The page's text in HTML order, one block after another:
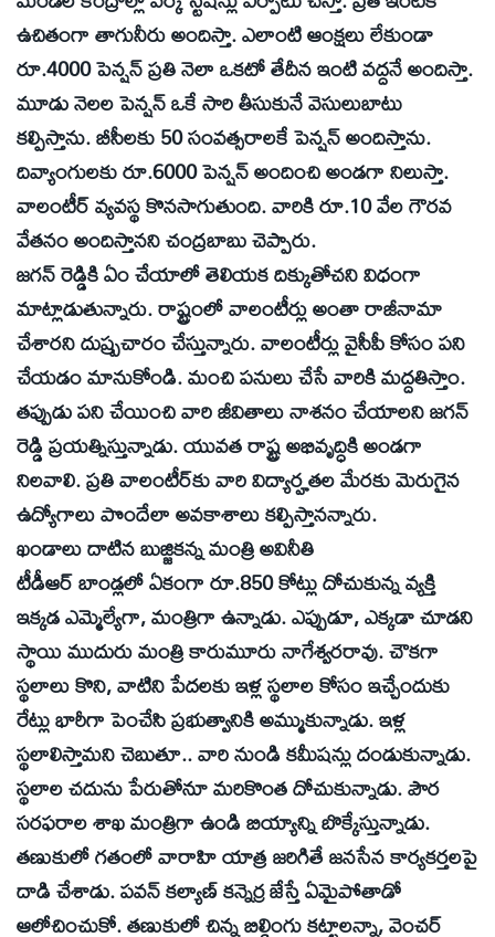
ఉచితంగా తాగునీరు అందిస్తా. ఎలాంటి ఆంక్షలు లేకుండా
రూ.4000 పెన్షన్‌ ప్రతి నెలా ఒకటో తేదీన ఇంటి వద్దనే అందిస్తా.
మూడు నెలల పెన్షన్‌ ఒకే సారి తీసుకునే వెసులుబాటు
కల్పిస్తాను. బీసీలకు 50 సంవత్సరాలకే పెన్షన్‌ అందిస్తాను.
దివ్యాంగులకు రూ.6000 పెన్షన్‌ అందించి అండగా నిలుస్తా.
వాలంటీర్‌ వ్యవస్థ కొనసాగుతుంది. వారికి రూ.10 వేల గౌరవ
వేతనం అందిస్తానని చంద్రబాబు చెప్పారు.
జగన్‌ రెడ్డికి ఏం చేయాలో తెలియక దిక్కుతోచని విధంగా
మాట్లాడుతున్నారు. రాష్ట్రంలో వాలంటీర్లు అంతా రాజీనామా
చేశారని దుష్ప్రచారం చేస్తున్నారు. వాలంటీర్లు వైసీపీ కోసం పని
చేయడం మానుకోండి. మంచి పనులు చేసే వారికి మద్దతిస్తాం.
తప్పుడు పని చేయించి వారి జీవితాలు నాశనం చేయాలని జగన్‌
రెడ్డి ప్రయత్నిస్తున్నాడు. యువత రాష్ట్ర అభివృద్ధికి అండగా
నిలవాలి. ప్రతి వాలంటీర్‌కు వారి విద్యార్హతల మేరకు మెరుగైన
ఉద్యోగాలు పొందేలా అవకాశాలు కల్పిస్తానన్నారు.
ఖండాలు దాటిన బుజ్జికన్న మంత్రి అవినీతి
టీడీఆర్‌ బాండ్లలో ఏకంగా రూ.850 కోట్లు దోచుకున్న వ్యక్తి
ఇక్కడ ఎమ్మెల్యేగా, మంత్రిగా ఉన్నాడు. ఎప్పుడూ, ఎక్కడా చూడని
స్థాయి ముదురు మంత్రి కారుమూరు నాగేశ్వరరావు. చౌకగా
స్థలాలు కొని, వాటిని పేదలకు ఇళ్ల స్థలాల కోసం ఇచ్చేందుకు
రేట్లు భారీగా పెంచేసి ప్రభుత్వానికి అమ్ముకున్నాడు. ఇళ్ల
స్థలాలిస్తామని చెబుతూ.. వారి నుండి కమీషన్లు దండుకున్నాడు.
స్థలాల చదును పేరుతోనూ మరికొంత దోచుకున్నాడు. పౌర
సరఫరాల శాఖ మంత్రిగా ఉండి బియ్యాన్ని బొక్కేస్తున్నాడు.
తణుకులో గతంలో వారాహి యాత్ర జరిగితే జనసేన కార్యకర్తలపై
దాడి చేశాడు. పవన్‌ కల్యాణ్‌ కన్నెర్ర జేస్తే ఏమైపోతాడో
ఆలోచించుకో. తణుకులో చిన్న బిల్డింగు కట్టాలన్నా, వెంచర్‌